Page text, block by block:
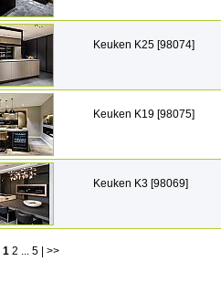
Keuken K25 [98074]
Keuken K19 [98075]
Keuken K3 [98069]
1 2 ... 5 | >>